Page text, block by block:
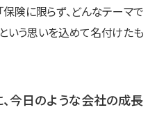
保険に限らず、どんなテーマで
いう思いを込めて名付けたも
今日のような会社の成長